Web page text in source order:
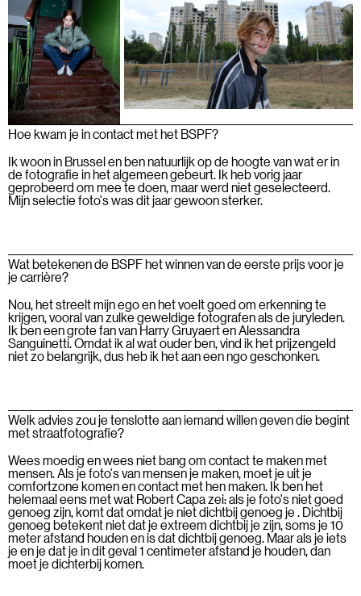
Hoe kwam je in contact met het BSPF?
Ik woon in Brussel en ben natuurlijk op de hoogte van wat er in
de fotografie in het algemeen gebeurt. Ik heb vorig jaar
geprobeerd om mee te doen, maar werd niet geselecteerd.
Mijn selectie foto's was dit jaar gewoon sterker.
Wat betekenen de BSPF het winnen van de eerste prijs voor je
je carrière?
Nou, het streelt mijn ego en het voelt goed om erkenning te
krijgen, vooral van zulke geweldige fotografen als de juryleden.
Ik ben een grote fan van Harry Gruyaert en Alessandra
Sanguinetti. Omdat ik al wat ouder ben, vind ik het prijzengeld
niet zo belangrijk, dus heb ik het aan een ngo geschonken.
Welk advies zou je tenslotte aan iemand willen geven die begint
met straatfotografie?
Wees moedig en wees niet bang om contact te maken met
mensen. Als je foto's van mensen je maken, moet je uit je
comfortzone komen en contact met hen maken. Ik ben het
helemaal eens met wat Robert Capa zei: als je foto's niet goed
genoeg zijn, komt dat omdat je niet dichtbij genoeg je . Dichtbij
genoeg betekent niet dat je extreem dichtbij je zijn, soms je 10
meter afstand houden en is dat dichtbij genoeg. Maar als je iets
je en je dat je in dit geval 1 centimeter afstand je houden, dan
moet je dichterbij komen.